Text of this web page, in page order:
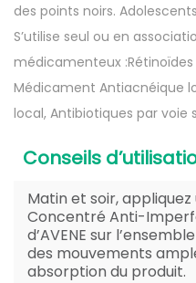
des points noirs.
S’utilise seul ou en
médicamenteux
Médicament Antiacnéique
local, Antibiotiques par voie
Conseils
Matin et soir,
Concentré Anti-
d’AVENE sur
des mouvements
absorption du produit.